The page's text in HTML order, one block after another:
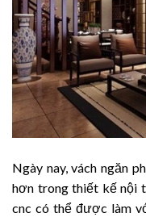
Ngày nay, vách ngăn
hơn trong thiết kế nội
cnc có thể được làm